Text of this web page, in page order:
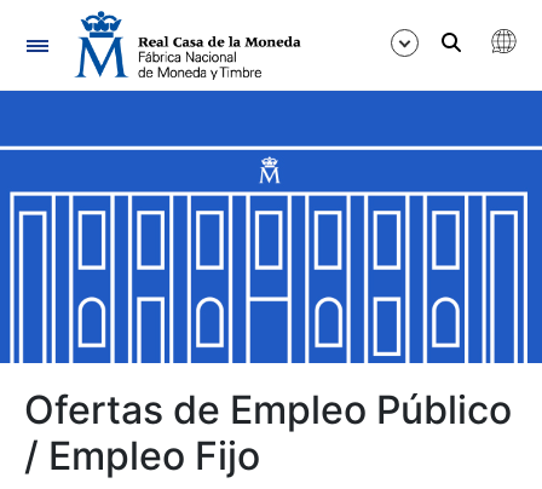
Navegación
Mostrar/Ocultar
Mostrar/Ocultar
Mostrar/Ocultar
Mostrar/Ocultar
Ofertas de Empleo Público
/ Empleo Fijo